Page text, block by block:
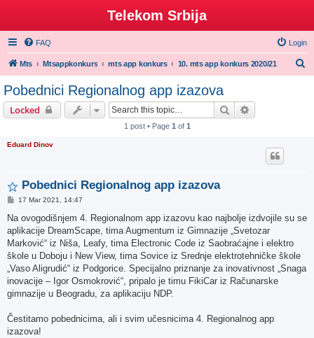
Telekom Srbija
FAQ Login
Mts Mtsappkonkurs mts app konkurs 10. mts app konkurs 2020/21
Pobednici Regionalnog app izazova
Locked Search
1 post • Page 1 of 1
Eduard Dinov
Pobednici Regionalnog app izazova
P
s
17 Mar 2021, 14:47
Na ovogodišnjem 4. Regionalnom app izazovu kao najbolje izdvojile su se
aplikacije DreamScape, tima Augmentum iz Gimnazije „Svetozar
Marković“ iz Niša, Leafy, tima Electronic Code iz Saobraćajne i elektro
škole u Doboju i New View, tima Sovice iz Srednje elektrotehničke škole
„Vaso Aligrudić“ iz Podgorice. Specijalno priznanje za inovativnost „Snaga
inovacije – Igor Osmokrović“, pripalo je timu FikiCar iz Računarske
gimnazije u Beogradu, za aplikaciju NDP.
Čestitamo pobednicima, ali i svim učesnicima 4. Regionalnog app
izazova!